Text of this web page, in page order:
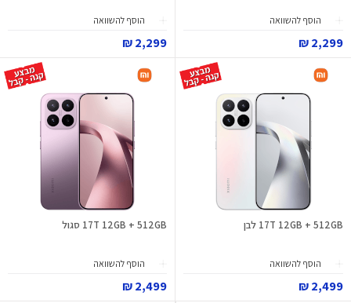
הוסף להשוואה
2,299 ₪
הוסף להשוואה
2,299 ₪
17T 12GB + 512GB לבן
הוסף להשוואה
2,499 ₪
17T 12GB + 512GB סגול
הוסף להשוואה
2,499 ₪